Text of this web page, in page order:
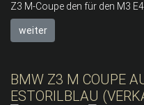
Z3 M-Coupe den für den M3
weiter
BMW Z3 M COUPE
ESTORILBLAU